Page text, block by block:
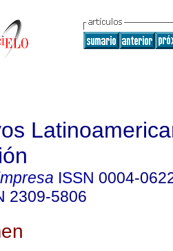
ISSN 0004-
2309-5806